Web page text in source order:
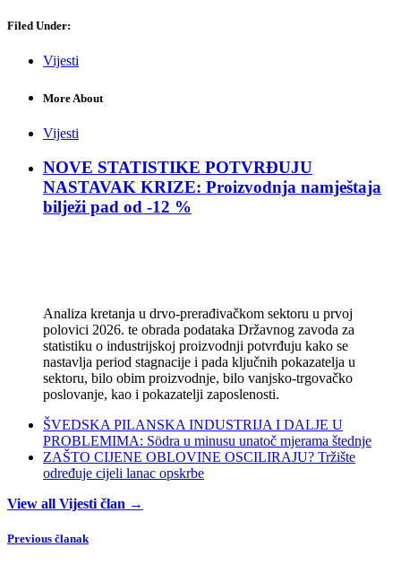
Filed Under:
Vijesti
More About
Vijesti
NOVE STATISTIKE POTVRĐUJU
NASTAVAK KRIZE: Proizvodnja namještaja
bilježi pad od -12 %
Analiza kretanja u drvo-prerađivačkom sektoru u prvoj
polovici 2026. te obrada podataka Državnog zavoda za
statistiku o industrijskoj proizvodnji potvrđuju kako se
nastavlja period stagnacije i pada ključnih pokazatelja u
sektoru, bilo obim proizvodnje, bilo vanjsko-trgovačko
poslovanje, kao i pokazatelji zaposlenosti.
ŠVEDSKA PILANSKA INDUSTRIJA I DALJE U
PROBLEMIMA: Södra u minusu unatoč mjerama štednje
ZAŠTO CIJENE OBLOVINE OSCILIRAJU? Tržište
određuje cijeli lanac opskrbe
View all Vijesti član →
Previous članak